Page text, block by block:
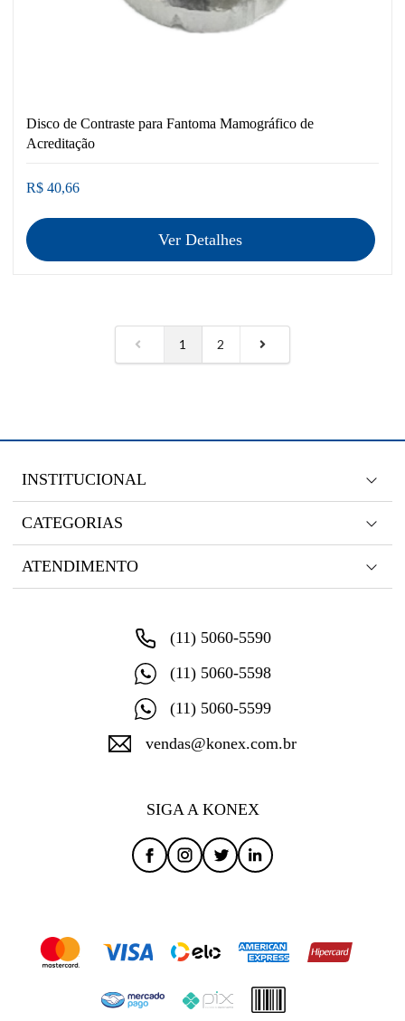
Disco de Contraste para Fantoma Mamográfico de
Acreditação
R$ 40,66
Ver Detalhes
1 2
INSTITUCIONAL
CATEGORIAS
ATENDIMENTO
(11) 5060-5590
(11) 5060-5598
(11) 5060-5599
vendas@konex.com.br
SIGA A KONEX